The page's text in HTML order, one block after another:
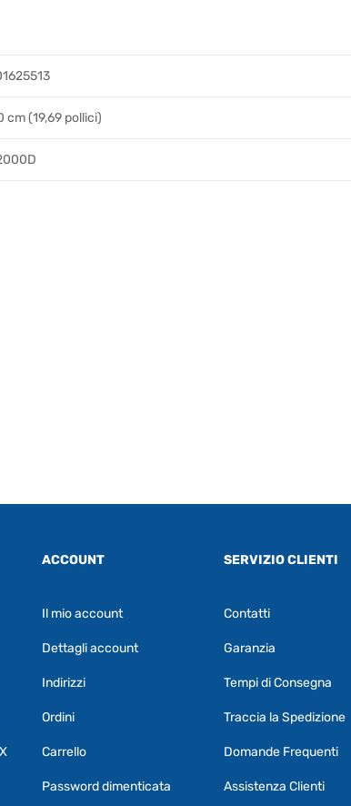
cm (19,69 pollici)
ACCOUNT
Il mio account
Dettagli account
Indirizzi
Ordini
Carrello
Password dimenticata
SERVIZIO CLIENTI
Contatti
Garanzia
Tempi di Consegna
Traccia la Spedizione
Domande Frequenti
Assistenza Clienti
Puoi
prodotto